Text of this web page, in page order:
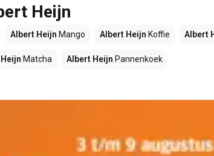
Heijn
Albert Heijn Mango Albert Heijn Koffie Albert
Matcha Albert Heijn Pannenkoek